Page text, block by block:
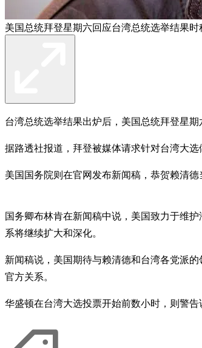
美国总统拜登星期六回应台湾总统选举结果时
台湾总统选举结果出炉后，美国总统拜登星
据路透社报道，拜登被媒体请求针对台湾大
美国国务院则在官网发布新闻稿，恭贺赖清
国务卿布林肯在新闻稿中说，美国致力于维
系将继续扩大和深化。
新闻稿说，美国期待与赖清德和台湾各党派
官方关系。
华盛顿在台湾大选投票开始前数小时，则警告